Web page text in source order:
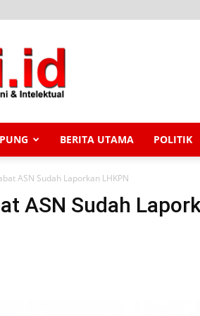
BERITA UTAMA POLITIK
ASN Sudah Laporkan LHKPN
ASN Sudah